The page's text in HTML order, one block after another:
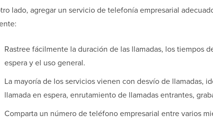
lado, agregar un servicio de telefonía empresarial
Rastree fácilmente la duración de las llamadas, los tiempos
espera y el uso general.
La mayoría de los servicios vienen con desvío de llamadas,
llamada en espera, enrutamiento de llamadas entrantes,
Comparta un número de teléfono empresarial entre varios